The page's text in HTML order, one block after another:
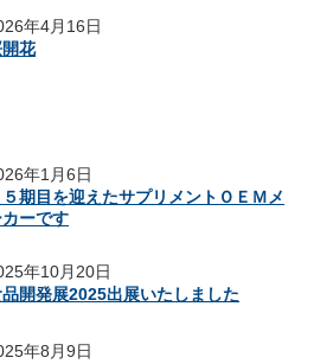
年4月16日
花
年1月6日
５期目を迎えたサプリメントＯＥＭメ
カーです
年10月20日
開発展2025出展いたしました
年8月9日